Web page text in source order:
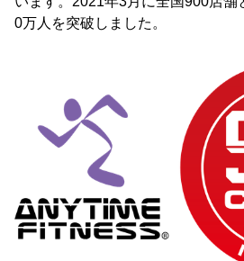
0万人を突破しました。